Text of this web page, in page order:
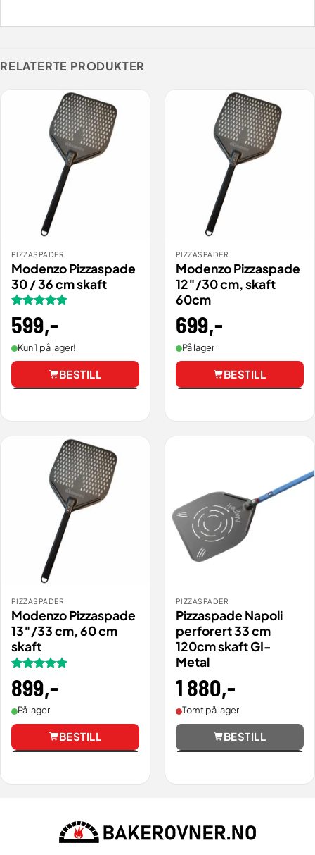
RELATERTE PRODUKTER
PIZZASPADER
Modenzo Pizzaspade
30 / 36 cm skaft
Vurdert
4.86av 5
599,-
Kun 1 på lager!
BESTILL
PIZZASPADER
Modenzo Pizzaspade
12″/30 cm, skaft
60cm
699,-
På lager
BESTILL
PIZZASPADER
Modenzo Pizzaspade
13″/33 cm, 60 cm
skaft
Vurdert
av 5
899,-
På lager
BESTILL
PIZZASPADER
Pizzaspade Napoli
perforert 33 cm
120cm skaft GI-
Metal
1 880,-
Tomt på lager
BESTILL